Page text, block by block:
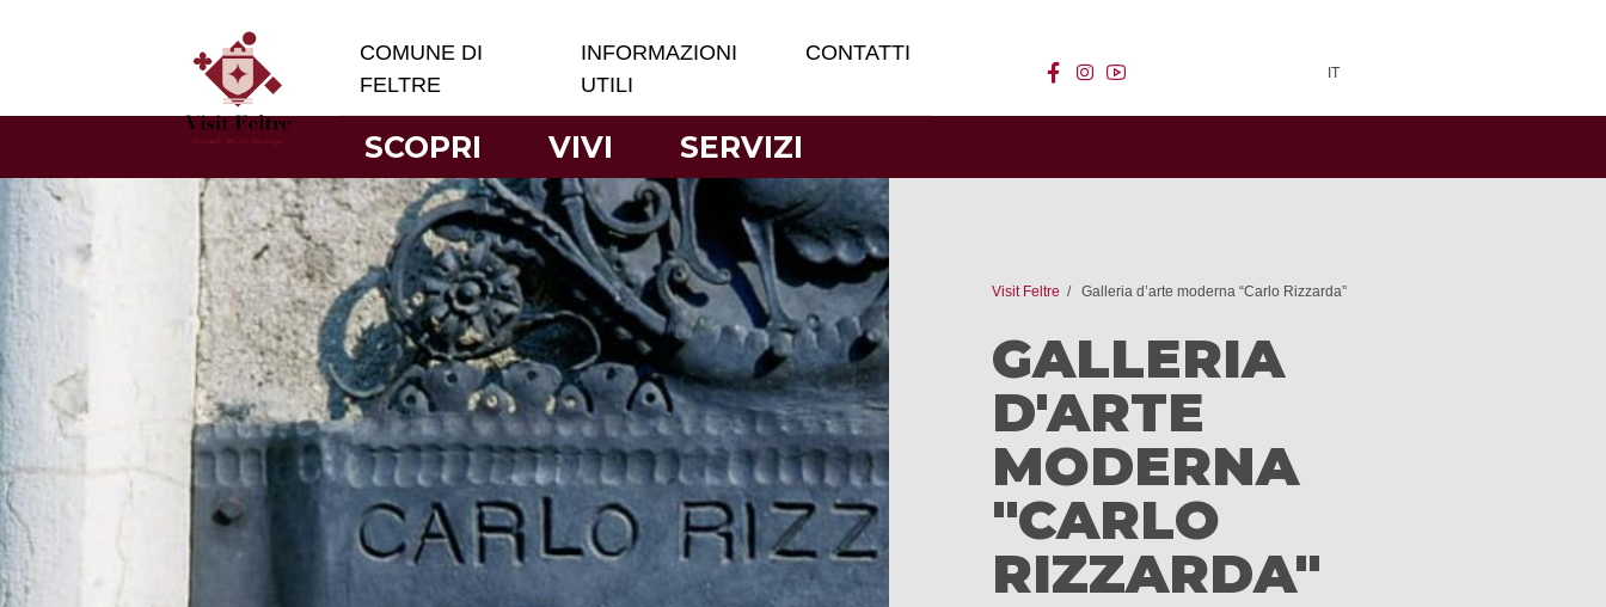
COMUNE DI
FELTRE
INFORMAZIONI
UTILI
CONTATTI
facebook
instagram IT
SCOPRI VIVI SERVIZI
Visit Feltre Galleria d’arte moderna “Carlo Rizzarda”
GALLERIA
D'ARTE
MODERNA
"CARLO
RIZZARDA"